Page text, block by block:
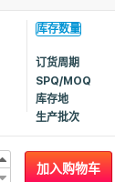
库存数量
订货周期
SPQ/MOQ
库存地
生产批次
加入购物车